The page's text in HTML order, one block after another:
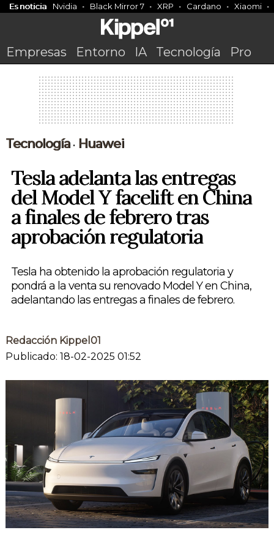
Es noticia Nvidia Black Mirror 7 XRP Cardano Xiaomi
Empresas Entorno IA Tecnología Pro
Tecnología• Huawei
Tesla adelanta las entregas
del Model Y facelift en China
a finales de febrero tras
aprobación regulatoria
Tesla ha obtenido la aprobación regulatoria y
pondrá a la venta su renovado Model Y en China,
adelantando las entregas a finales de febrero.
Redacción Kippel01
Publicado: 18-02-2025 01:52